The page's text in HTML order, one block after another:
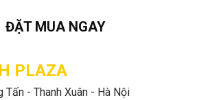
ĐẶT MUA NGAY
PLAZA
- Thanh Xuân - Hà Nội